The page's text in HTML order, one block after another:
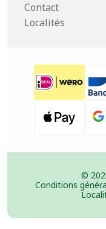
Contact
Localités
©
Conditions